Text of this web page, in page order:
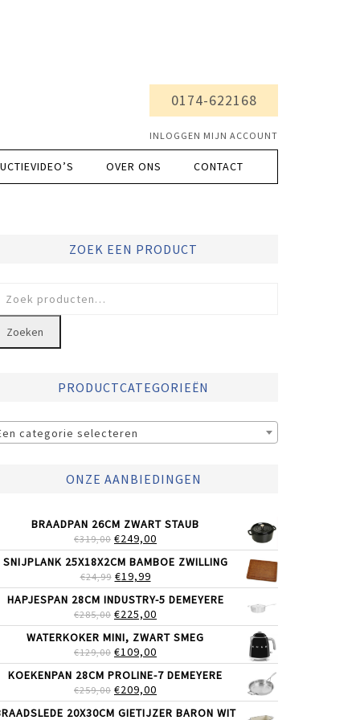
0174-622168
INLOGGEN MIJN ACCOUNT
OVER ONS CONTACT
ZOEK EEN PRODUCT
Zoeken
PRODUCTCATEGORIEËN
categorie selecteren
ONZE AANBIEDINGEN
BRAADPAN 26CM ZWART STAUB
€319,00 OORSPRONKELIJKE
PRIJS
WAS:
€319,00.
€249,00
PRIJS
IS:
SNIJPLANK 25X18X2CM BAMBOE ZWILLING
€24,99 OORSPRONKELIJKE
PRIJS
WAS:
€24,99.
€19,99HUIDIGE
PRIJS
IS:
€19,99.
HAPJESPAN 28CM INDUSTRY-5 DEMEYERE
€285,00 OORSPRONKELIJKE
PRIJS
WAS:
€285,00.
€225,00
PRIJS
IS:
€225,00.
WATERKOKER MINI, ZWART SMEG
€129,00 OORSPRONKELIJKE
PRIJS
WAS:
€129,00.
€109,00
PRIJS
IS:
€109,00.
KOEKENPAN 28CM PROLINE-7 DEMEYERE
€259,00 OORSPRONKELIJKE
PRIJS
€209,00
PRIJS
20X30CM GIETIJZER BARON WIT